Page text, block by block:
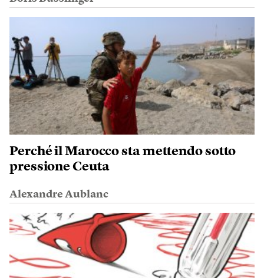
Perché il Marocco sta mettendo sotto
pressione Ceuta
Alexandre Aublanc